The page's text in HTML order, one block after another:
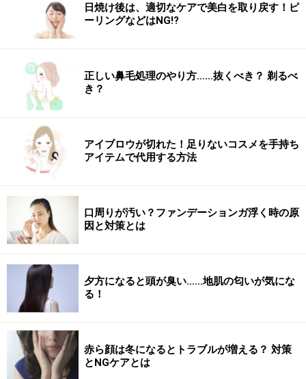
※記事内容は執筆時点のものです。最新の内容をご確認くださ
質及び健康状態を十分に考慮し、正しい方法で行ってください。
また、全ての方への有効性を保証するものではありません。
日焼け後は、適切なケアで美白を取り戻す！ピ
ーリングなどはNG!?
正しい鼻毛処理のやり方……抜くべき？ 剃るべ
き？
アイブロウが切れた！足りないコスメを手持ち
アイテムで代用する方法
口周りが汚い？ファンデーションガ浮く時の原
因と対策とは
夕方になると頭が臭い……地肌の匂いが気にな
る！
赤ら顔は冬になるとトラブルが増える？ 対策
とNGケアとは